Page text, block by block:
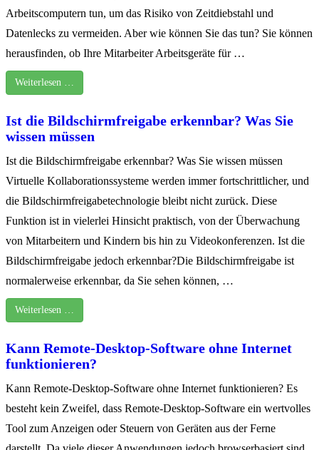
Arbeitscomputern tun, um das Risiko von Zeitdiebstahl und
Datenlecks zu vermeiden. Aber wie können Sie das tun? Sie können
herausfinden, ob Ihre Mitarbeiter Arbeitsgeräte für …
Weiterlesen …
Ist die Bildschirmfreigabe erkennbar? Was Sie
wissen müssen
Ist die Bildschirmfreigabe erkennbar? Was Sie wissen müssen
Virtuelle Kollaborationssysteme werden immer fortschrittlicher, und
die Bildschirmfreigabetechnologie bleibt nicht zurück. Diese
Funktion ist in vielerlei Hinsicht praktisch, von der Überwachung
von Mitarbeitern und Kindern bis hin zu Videokonferenzen. Ist die
Bildschirmfreigabe jedoch erkennbar?Die Bildschirmfreigabe ist
normalerweise erkennbar, da Sie sehen können, …
Weiterlesen …
Kann Remote-Desktop-Software ohne Internet
funktionieren?
Kann Remote-Desktop-Software ohne Internet funktionieren? Es
besteht kein Zweifel, dass Remote-Desktop-Software ein wertvolles
Tool zum Anzeigen oder Steuern von Geräten aus der Ferne